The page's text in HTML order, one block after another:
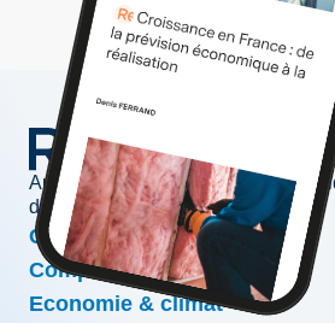
Au service de l'information
développement des entreprises
Conjoncture & prévisions
Compétitivité & croissance
Economie & climat